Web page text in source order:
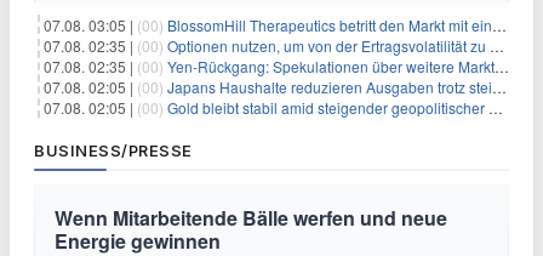
07.08. 03:05 | (00) BlossomHill Therapeutics betritt den Markt mit einem IPO-Boost von 150 Millionen Dollar
07.08. 02:35 | (00) Optionen nutzen, um von der Ertragsvolatilität zu profitieren
07.08. 02:35 | (00) Yen-Rückgang: Spekulationen über weitere Marktinterventionen nehmen zu
07.08. 02:05 | (00) Japans Haushalte reduzieren Ausgaben trotz steigender Löhne: Ein Warnsignal für das Wachstum
07.08. 02:05 | (00) Gold bleibt stabil amid steigender geopolitischer Spannungen im Persischen Golf
BUSINESS/PRESSE
Wenn Mitarbeitende Bälle werfen und neue
Energie gewinnen